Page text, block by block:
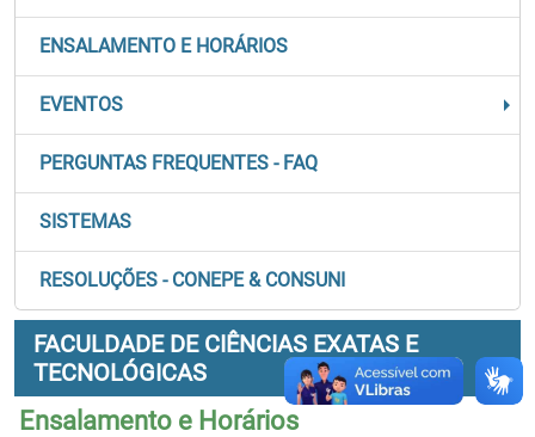
ENSALAMENTO E HORÁRIOS
EVENTOS
PERGUNTAS FREQUENTES - FAQ
SISTEMAS
RESOLUÇÕES - CONEPE & CONSUNI
FACULDADE DE CIÊNCIAS EXATAS E
TECNOLÓGICAS
Ensalamento e Horários